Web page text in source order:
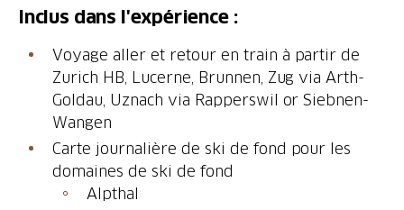
Inclus dans l'expérience :
Voyage aller et retour en train à partir de
Zurich HB, Lucerne, Brunnen, Zug via Arth-
Goldau, Uznach via Rapperswil or Siebnen-
Wangen
Carte journalière de ski de fond pour les
domaines de ski de fond
Alpthal